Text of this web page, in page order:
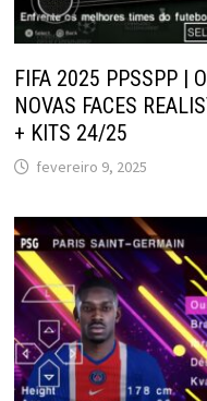
FIFA 2025 PPSSPP |
NOVAS FACES
+ KITS 24/25
fevereiro 9, 2025